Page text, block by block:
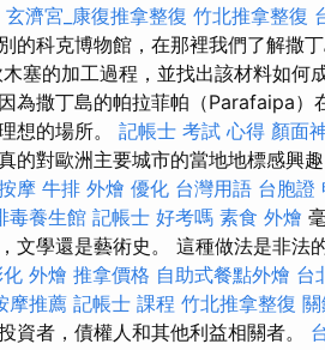
玄濟宮_康復推拿整復 竹北推拿整復
的科克博物館，在那裡我們了解撒
塞的加工過程，並找出該材料如何
為撒丁島的帕拉菲帕（Parafaipa
想的場所。 記帳士 考試 心得 顏面
的對歐洲主要城市的當地地標感興
摩 牛排 外燴 優化 台灣用語 台胞證
毒養生館 記帳士 好考嗎 素食 外燴
文學還是藝術史。 這種做法是非
外燴 推拿價格 自助式餐點外燴 台
摩推薦 記帳士 課程 竹北推拿整復
資者，債權人和其他利益相關者。